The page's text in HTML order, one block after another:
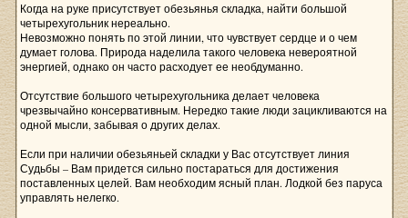
Когда на руке присутствует обезьянья складка, найти большой
четырехугольник нереально.
Невозможно понять по этой линии, что чувствует сердце и о чем
думает голова. Природа наделила такого человека невероятной
энергией, однако он часто расходует ее необдуманно.
Отсутствие большого четырехугольника делает человека
чрезвычайно консервативным. Нередко такие люди зацикливаются на
одной мысли, забывая о других делах.
Если при наличии обезьяньей складки у Вас отсутствует линия
Судьбы – Вам придется сильно постараться для достижения
поставленных целей. Вам необходим ясный план. Лодкой без паруса
управлять нелегко.